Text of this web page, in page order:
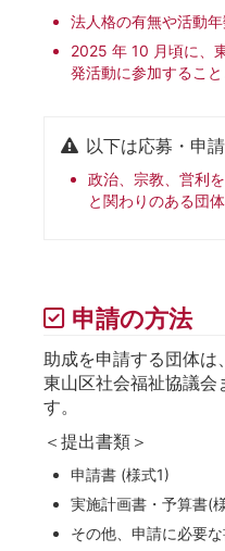
法人格の有無や活動年
2025 年 10 月頃に、
発活動に参加すること
以下は応募・申
政治、宗教、営利
と関わりのある団体
申請の方法
助成を申請する団体
東山区社会福祉協議会
す。
＜提出書類＞
申請書 (様式1)
実施計画書・予算書(
その他、申請に必要